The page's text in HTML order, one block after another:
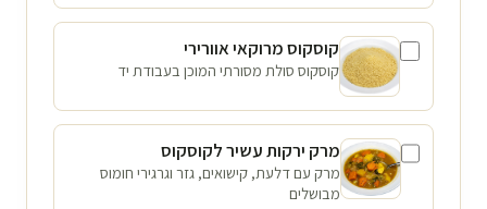
קוסקוס מרוקאי אוורירי
קוסקוס סולת מסורתי המוכן בעבודת יד
מרק ירקות עשיר לקוסקוס
מרק עם דלעת, קישואים, גזר וגרגירי חומוס
מבושלים